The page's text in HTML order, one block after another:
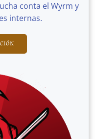
conta el Wyrm y
internas.